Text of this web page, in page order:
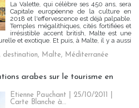
La Valette, qui célèbre ses 450 ans, sera
Capitale européenne de la culture en
2018 et l'effervescence est déjà palpable.
Temples mégalithiques, cités fortifiées et
irrésistible accent british, Malte est une
et exotique. Et puis, à Malte, il y a aussi
destination, Malte, Méditerranée
arabes sur le tourisme en
Etienne Pauchant | 25/10/2011
Carte Blanche à...